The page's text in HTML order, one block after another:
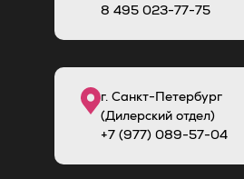
8 495 023-77-75
г. Санкт-Петербург
(Дилерский отдел)
+7 (977) 089-57-04